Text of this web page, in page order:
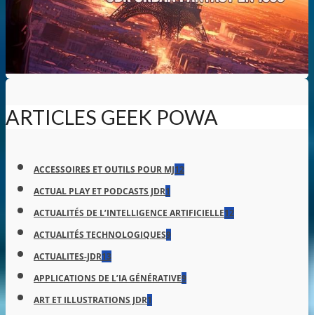
ARTICLES GEEK POWA
ACCESSOIRES ET OUTILS POUR MJ12
ACTUAL PLAY ET PODCASTS JDR1
ACTUALITÉS DE L’INTELLIGENCE ARTIFICIELLE12
ACTUALITÉS TECHNOLOGIQUES9
ACTUALITES-JDR13
APPLICATIONS DE L’IA GÉNÉRATIVE9
ART ET ILLUSTRATIONS JDR1